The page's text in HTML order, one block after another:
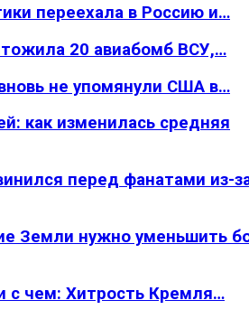
переехала в Россию и…
20 авиабомб ВСУ,…
не упомянули США в…
как изменилась средняя
перед фанатами из-
Земли нужно уменьшить
с чем: Хитрость Кремля…